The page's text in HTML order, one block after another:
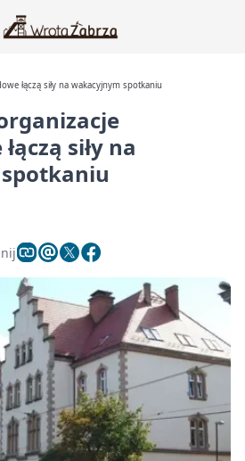
łączą siły na wakacyjnym spotkaniu
siły na